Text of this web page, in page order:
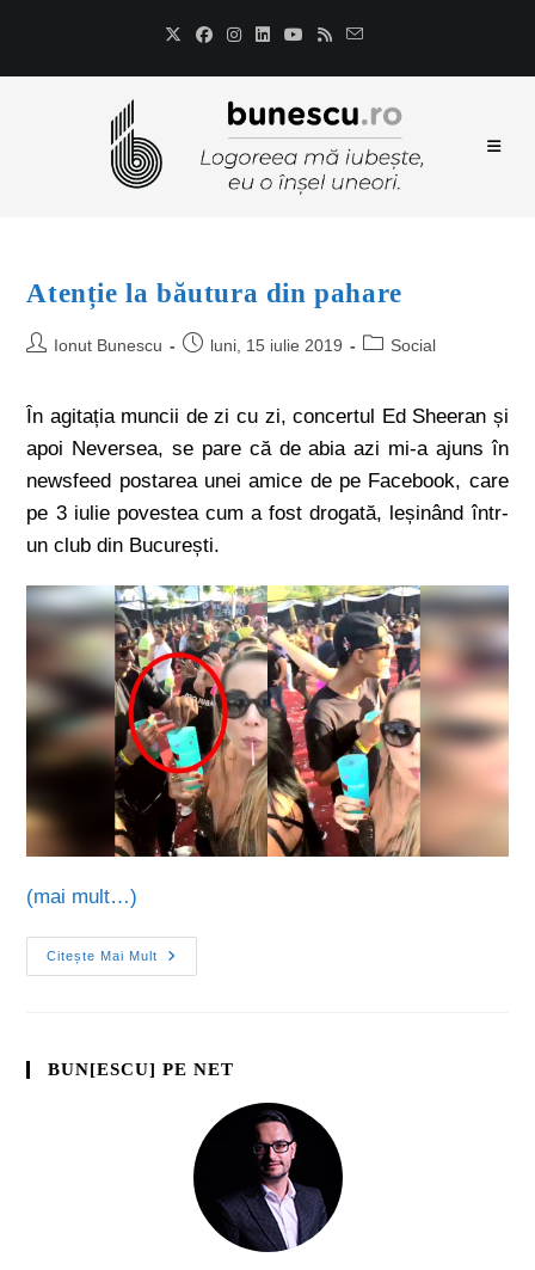
Atenție la băutura din pahare
Ionut Bunescu luni, 15 iulie 2019 Social
În agitația muncii de zi cu zi, concertul Ed Sheeran și
apoi Neversea, se pare că de abia azi mi-a ajuns în
newsfeed postarea unei amice de pe Facebook, care
pe 3 iulie povestea cum a fost drogată, leșinând într-
un club din București.
(mai mult…)
Citește Mai Mult
BUN[ESCU] PE NET